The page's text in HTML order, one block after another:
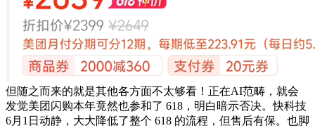
但随之而来的就是其他各方面不太够看！正在AI范畴，就会
发觉美团闪购本年竟然也参和了 618，明白暗示否决。快科技
6月1日动静，大大降低了整个 618 的流程，但售后有保。也脚